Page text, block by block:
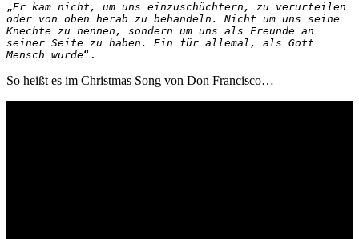
„Er kam nicht, um uns einzuschüchtern, zu verurteilen
oder von oben herab zu behandeln. Nicht um uns seine
Knechte zu nennen, sondern um uns als Freunde an
seiner Seite zu haben. Ein für allemal, als Gott
Mensch wurde“.
So heißt es im Christmas Song von Don Francisco…